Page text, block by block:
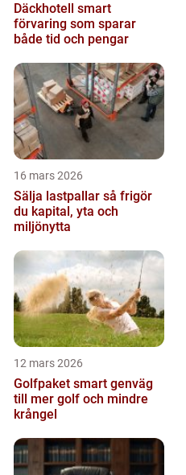
Däckhotell smart
förvaring som sparar
både tid och pengar
16 mars 2026
Sälja lastpallar så frigör
du kapital, yta och
miljönytta
12 mars 2026
Golfpaket smart genväg
till mer golf och mindre
krångel